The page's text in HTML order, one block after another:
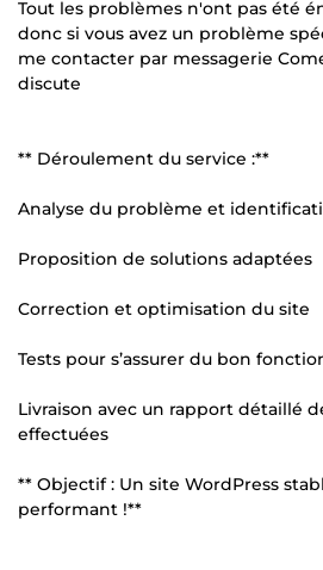
Tout les problèmes n'ont pas été
donc si vous avez un problème
me contacter par messagerie
discute
** Déroulement du service :**
Analyse du problème et
Proposition de solutions adaptées
Correction et optimisation du site
Tests pour s’assurer du bon
Livraison avec un rapport détaillé
effectuées
** Objectif : Un site WordPress
performant !**